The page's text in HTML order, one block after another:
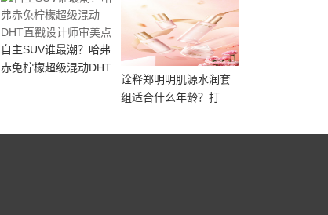
自主SUV谁最潮？哈弗
赤兔柠檬超级混动DHT
诠释郑明明肌源水润套
组适合什么年龄？打